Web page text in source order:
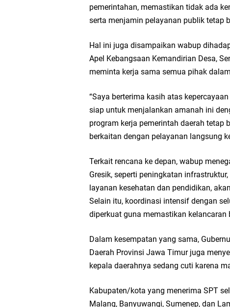
PDUF MUI Jatim Gelar
Hari Jadi Pertama
Zakat Produktif Dorong
Karang Taruna Gresik
Nila Yani Apresiasi
Takmir Masjid KH
Gresik
DPC PDI Perjuangan
Ponpes Himmatul
Wates Husada
pemerintahan, memastikan tidak ada
serta menjamin pelayanan publik tetap
Hal ini juga disampaikan wabup
Apel Kebangsaan Kemandirian Desa,
meminta kerja sama semua pihak
“Saya berterima kasih atas
siap untuk menjalankan amanah ini
program kerja pemerintah daerah tetap
berkaitan dengan pelayanan langsung
Terkait rencana ke depan, wabup
Gresik, seperti peningkatan
layanan kesehatan dan pendidikan,
Selain itu, koordinasi intensif dengan
diperkuat guna memastikan
Dalam kesempatan yang sama,
Daerah Provinsi Jawa Timur juga
kepala daerahnya sedang cuti karena
Kabupaten/kota yang menerima SPT
Malang, Banyuwangi, Sumenep, dan